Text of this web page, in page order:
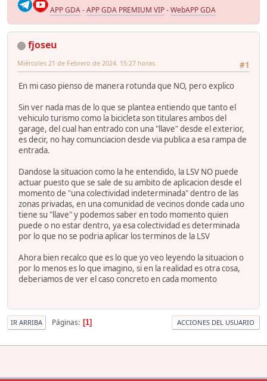
APP GDA-APP GDA PREMIUM VIP-WebAPP GDA
fjoseu
#1
Miércoles 21 de Febrero de 2024. 15:27 horas.
En mi caso pienso de manera rotunda que NO, pero explico
Sin ver nada mas de lo que se plantea entiendo que tanto el
vehiculo turismo como la bicicleta son titulares ambos del
garage, del cual han entrado con una "llave" desde el exterior,
es decir, no hay comunciacion desde via publica a esa rampa de
entrada.
Dandose la situacion como la he entendido, la LSV NO puede
actuar puesto que se sale de su ambito de aplicacion desde el
momento de "una colectividad indeterminada" dentro de las
zonas privadas, en una comunidad de vecinos donde cada uno
tiene su "llave" y podemos saber en todo momento quien
puede o no estar dentro, ya esa colectividad es determinada
por lo que no se podria aplicar los terminos de la LSV
Ahora bien recalco que es lo que yo veo leyendo la situacion o
por lo menos es lo que imagino, si en la realidad es otra cosa,
deberiamos de ver el caso concreto en cada momento
IR ARRIBA Páginas 1 ACCIONES DEL USUARIO